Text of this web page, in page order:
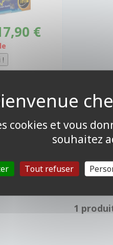
€
1
cookies et vous
souhaitez
Tout refuser